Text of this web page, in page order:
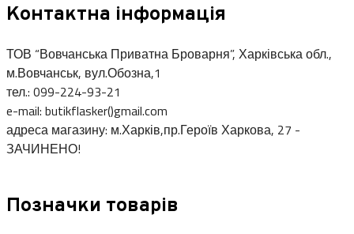
Контактна інформація
ТОВ “Вовчанська Приватна Броварня”, Харківська обл.,
м.Вовчанськ, вул.Обозна,1
тел.: 099-224-93-21
e-mail: butikflasker()gmail.com
адреса магазину: м.Харків,пр.Героїв Харкова, 27 -
ЗАЧИНЕНО!
Позначки товарів